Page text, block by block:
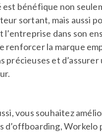
bénéfique non
sortant, mais aussi
l’entreprise dans son
renforcer la marque
précieuses et
vous souhaitez
d’offboarding, Workelo